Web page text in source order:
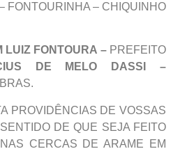
FONTOURINHA – CHIQUINHO
LUIZ FONTOURA – PREFEITO
DE MELO DASSI –
PROVIDÊNCIAS DE VOSSAS
DE QUE SEJA FEITO
CERCAS DE ARAME EM